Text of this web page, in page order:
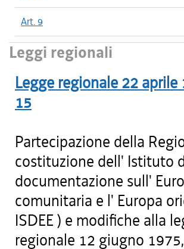
Art. 9
Leggi regionali
Legge regionale 22 aprile
15
Partecipazione della
costituzione dell' Istituto
documentazione sull'
comunitaria e l' Europa
ISDEE ) e modifiche alla
regionale 12 giugno